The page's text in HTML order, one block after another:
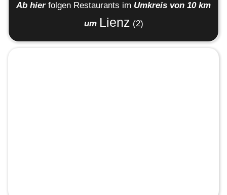
Ab hier folgen Restaurants im Umkreis von 10 km
um Lienz (2)